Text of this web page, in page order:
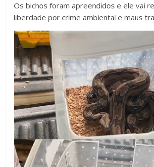
Os bichos foram apreendidos e ele vai
liberdade por crime ambiental e maus